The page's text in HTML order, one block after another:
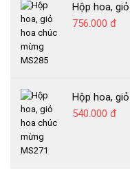
Hộp hoa,
756.000 đ
Hộp hoa,
540.000 đ